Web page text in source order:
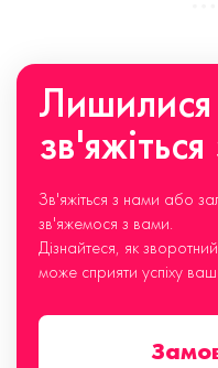
Лишилися
Зв'яжіться з нами або
зв'яжемося з вами.
Дізнайтеся, як
може сприяти успіху